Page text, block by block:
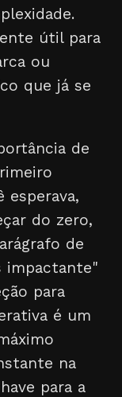
útil para
ou
que já se
de
do zero,
de
impactante"
para
é um
na
para a